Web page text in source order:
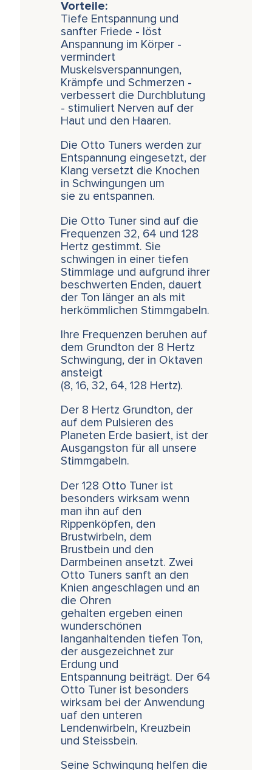
Vorteile:
Tiefe Entspannung und
sanfter Friede - löst
Anspannung im Körper -
vermindert
Muskelsverspannungen,
Krämpfe und Schmerzen -
verbessert die Durchblutung
- stimuliert Nerven auf der
Haut und den Haaren.
Die Otto Tuners werden zur
Entspannung eingesetzt, der
Klang versetzt die Knochen
in Schwingungen um
sie zu entspannen.
Die Otto Tuner sind auf die
Frequenzen 32, 64 und 128
Hertz gestimmt. Sie
schwingen in einer tiefen
Stimmlage und aufgrund ihrer
beschwerten Enden, dauert
der Ton länger an als mit
herkömmlichen Stimmgabeln.
Ihre Frequenzen beruhen auf
dem Grundton der 8 Hertz
Schwingung, der in Oktaven
ansteigt
(8, 16, 32, 64, 128 Hertz).
Der 8 Hertz Grundton, der
auf dem Pulsieren des
Planeten Erde basiert, ist der
Ausgangston für all unsere
Stimmgabeln.
Der 128 Otto Tuner ist
besonders wirksam wenn
man ihn auf den
Rippenköpfen, den
Brustwirbeln, dem
Brustbein und den
Darmbeinen ansetzt. Zwei
Otto Tuners sanft an den
Knien angeschlagen und an
die Ohren
gehalten ergeben einen
wunderschönen
langanhaltenden tiefen Ton,
der ausgezeichnet zur
Erdung und
Entspannung beiträgt. Der 64
Otto Tuner ist besonders
wirksam bei der Anwendung
uaf den unteren
Lendenwirbeln, Kreuzbein
und Steissbein.
Seine Schwingung helfen die